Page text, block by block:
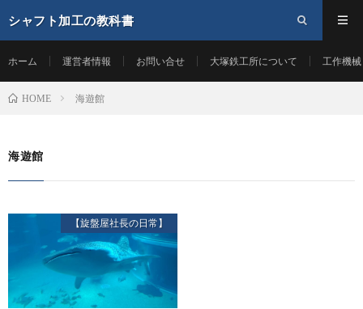
シャフト加工の教科書
ホーム 運営者情報 お問い合せ 大塚鉄工所について 工作機
HOME 海遊館
海遊館
【旋盤屋社長の日常】